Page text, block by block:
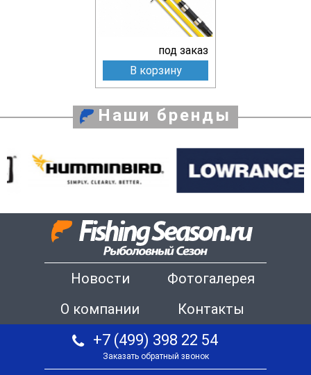
под заказ
В корзину
Наши бренды
Новости
Фотогалерея
О компании
Контакты
+7 (499) 398 22 54
Заказать обратный звонок